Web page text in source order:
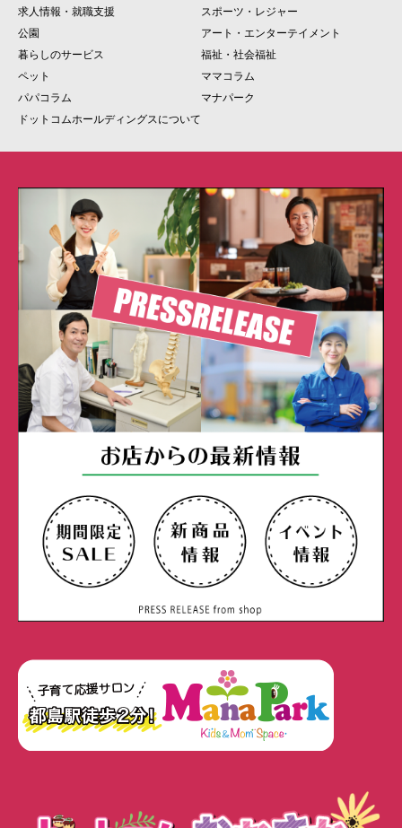
求人情報・就職支援
スポーツ・レジャー
公園
アート・エンターテイメント
暮らしのサービス
福祉・社会福祉
ペット
ママコラム
パパコラム
マナパーク
ドットコムホールディングスについて